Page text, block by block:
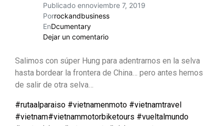
Publicado ennoviembre 7, 2019
Porrockandbusiness
EnDcumentary
Dejar un comentario
Salimos con súper Hung para adentrarnos en la selva
hasta bordear la frontera de China… pero antes hemos
de salir de otra selva…
#rutaalparaiso #vietnamenmoto #vietnamtravel
#vietnam#vietnammotorbiketours #vueltalmundo